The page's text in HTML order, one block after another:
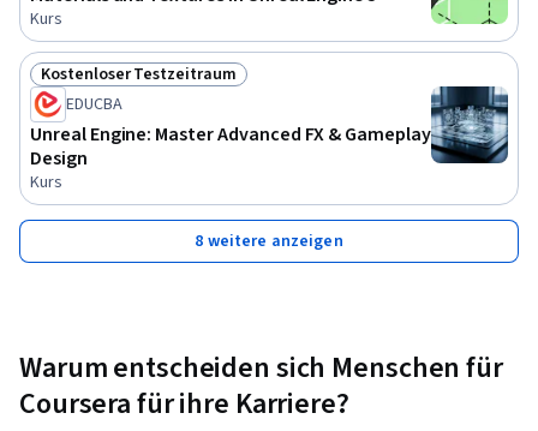
Kurs
Status: Kostenloser Testzeitraum
Kostenloser Testzeitraum
EDUCBA
Unreal Engine: Master Advanced FX & Gameplay
Design
Kurs
8 weitere anzeigen
Warum entscheiden sich Menschen für
Coursera für ihre Karriere?